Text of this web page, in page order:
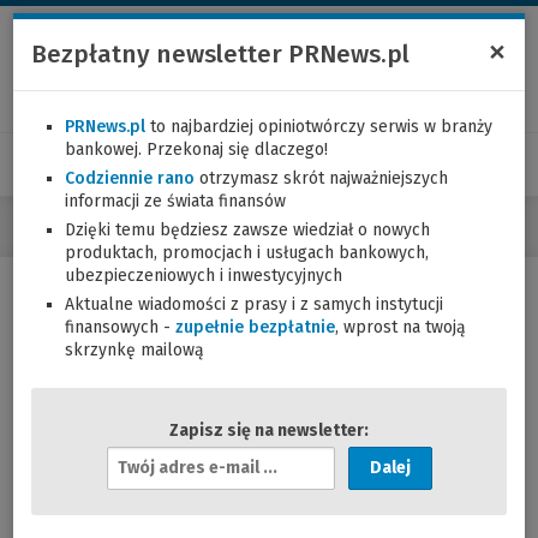
Bankowość internetowa
×
Bezpłatny newsletter PRNews.pl
PRNews.pl to najbardziej opiniotwórczy serwis w branży
bankowej. Przekonaj się dlaczego!
Codziennie rano otrzymasz skrót najważniejszych
informacji ze świata finansów
Dzięki temu będziesz zawsze wiedział o nowych
produktach, promocjach i usługach bankowych,
ubezpieczeniowych i inwestycyjnych
Aktualne wiadomości z prasy i z samych instytucji
finansowych - zupełnie bezpłatnie, wprost na twoją
skrzynkę mailową
Zapisz się na newsletter: